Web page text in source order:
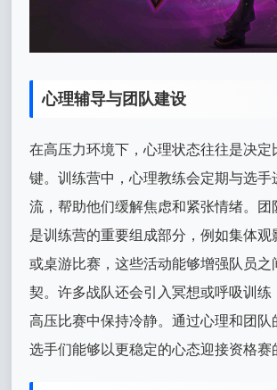
心理辅导与团队建设
在高压力环境下，心理状态往往是决定
键。训练营中，心理教练会定期与选手
流，帮助他们缓解焦虑和紧张情绪。团
是训练营的重要组成部分，例如集体观
或桌游比赛，这些活动能够增强队员之
契。许多战队还会引入冥想或呼吸训练
高压比赛中保持冷静。通过心理和团队
选手们能够以更稳定的心态迎接资格赛